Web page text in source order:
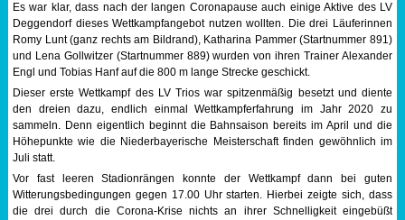
Es war klar, dass nach der langen Coronapause auch einige Aktive des LV
Deggendorf dieses Wettkampfangebot nutzen wollten. Die drei Läuferinnen
Romy Lunt (ganz rechts am Bildrand), Katharina Pammer (Startnummer 891)
und Lena Gollwitzer (Startnummer 889) wurden von ihren Trainer Alexander
Engl und Tobias Hanf auf die 800 m lange Strecke geschickt.
Dieser erste Wettkampf des LV Trios war spitzenmäßig besetzt und diente
den dreien dazu, endlich einmal Wettkampferfahrung im Jahr 2020 zu
sammeln. Denn eigentlich beginnt die Bahnsaison bereits im April und die
Höhepunkte wie die Niederbayerische Meisterschaft finden gewöhnlich im
Juli statt.
Vor fast leeren Stadionrängen konnte der Wettkampf dann bei guten
Witterungsbedingungen gegen 17.00 Uhr starten. Hierbei zeigte sich, dass
die drei durch die Corona-Krise nichts an ihrer Schnelligkeit eingebüßt